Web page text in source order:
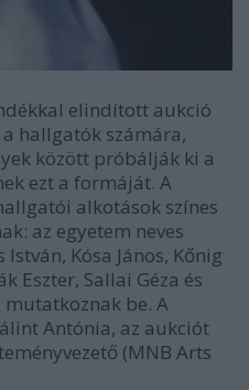
elindított aukció
hallgatók számára,
között próbálják ki a
ezt a formáját. A
alkotások színes
az egyetem neves
Kósa János, Kőnig
Eszter, Sallai Géza és
mutatkoznak be. A
Antónia, az aukciót
(MNB Arts